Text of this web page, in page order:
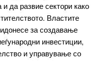
да развие сектори како
Властите
за создавање
инвестиции,
и управување со